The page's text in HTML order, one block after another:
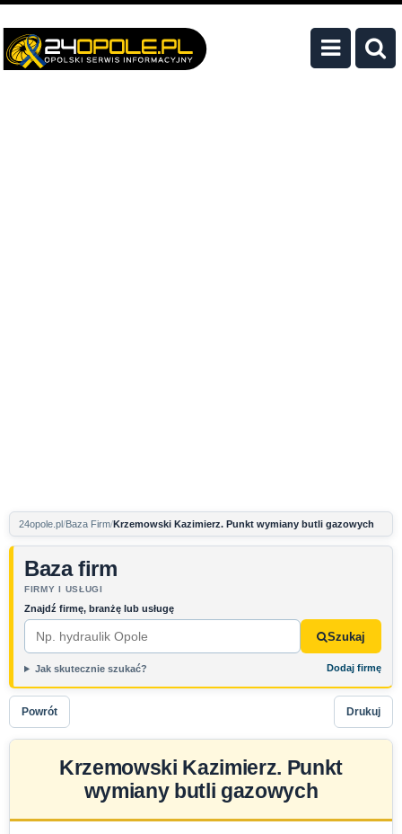
24opole.pl Baza Firm Krzemowski Kazimierz. Punkt wymiany butli gazowych
Baza firm
FIRMY I USŁUGI
Znajdź firmę, branżę lub usługę
Szukaj
Jak skutecznie szukać? Dodaj firmę
Powrót Drukuj
Krzemowski Kazimierz. Punkt
wymiany butli gazowych